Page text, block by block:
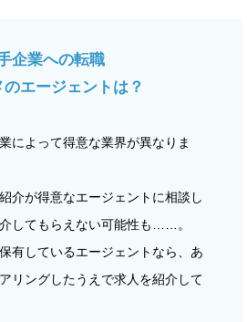
企業への転職
のエージェントは？
によって得意な業界が異なりま
介が得意なエージェントに相談し
してもらえない可能性も……。
有しているエージェントなら、あ
リングしたうえで求人を紹介して